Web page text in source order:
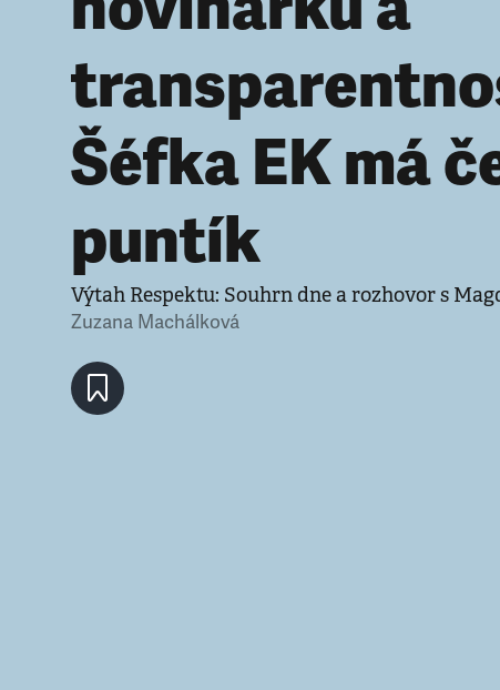
Šéfka EK má
puntík
Výtah Respektu: Souhrn dne a rozhovor s
Zuzana Machálková